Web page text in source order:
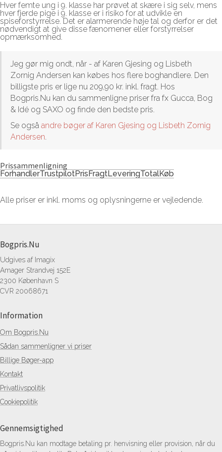
Hver femte ung i 9. klasse har prøvet at skære i sig selv, mens
hver fjerde pige i 9. klasse er i risiko for at udvikle en
spiseforstyrrelse. Det er alarmerende høje tal og derfor er det
nødvendigt at give disse fænomener eller forstyrrelser
opmærksomhed.
Jeg gør mig ondt, når - af Karen Gjesing og Lisbeth
Zornig Andersen kan købes hos flere boghandlere. Den
billigste pris er lige nu 209,90 kr. inkl. fragt. Hos
Bogpris.Nu kan du sammenligne priser fra fx Gucca, Bog
& Idé og SAXO og finde den bedste pris.
Se også andre bøger af Karen Gjesing og Lisbeth Zornig
Andersen.
Prissammenligning
ForhandlerTrustpilotPrisFragtLeveringTotalKøb
Alle priser er inkl. moms og oplysningerne er vejledende.
Bogpris.Nu
Udgives af Imagix
Amager Strandvej 152E
2300 København S
CVR 20068671
Information
Om Bogpris.Nu
Sådan sammenligner vi priser
Billige Bøger-app
Kontakt
Privatlivspolitik
Cookiepolitik
Gennemsigtighed
Bogpris.Nu kan modtage betaling pr. henvisning eller provision, når du